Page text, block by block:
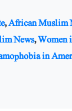
,African Muslim
News,Women
in